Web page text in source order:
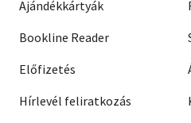
Ajándékkártyák
Bookline Reader
Előfizetés
Hírlevél feliratkozás